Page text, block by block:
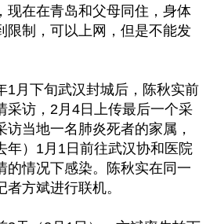
现在在青岛和父母同住，身体
限制，可以上网，但是不能发
1月下旬武汉封城后，陈秋实前
采访，2月4日上传最后一个采
访当地一名肺炎死者的家属，
年）1月1日前往武汉协和医院
的情况下感染。陈秋实在同一
方斌进行联机。